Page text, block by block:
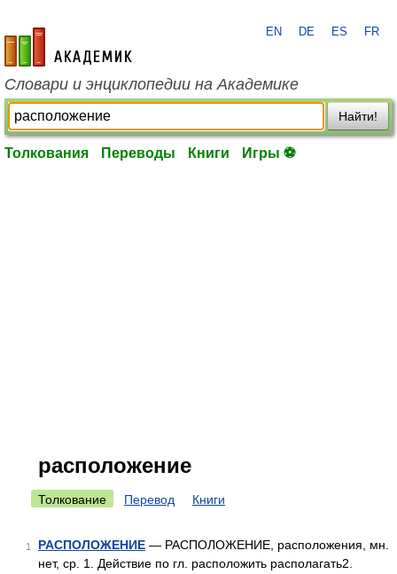
academic.ru
EN DE ES FR
Словари и энциклопедии на Академике
Найти!
Толкования Переводы Книги Игры ⚽
расположение
Толкование Перевод Книги
1 РАСПОЛОЖЕНИЕ — РАСПОЛОЖЕНИЕ, расположения, мн.
нет, ср. 1. Действие по гл. расположить располагать2.